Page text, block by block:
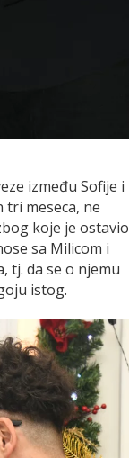
između Sofije i
tri meseca, ne
koje je ostavio
sa Milicom i
tj. da se o njemu
istog.